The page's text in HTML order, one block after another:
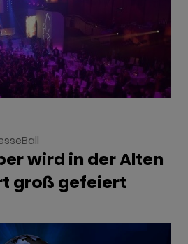
wird in der Alten
groß gefeiert